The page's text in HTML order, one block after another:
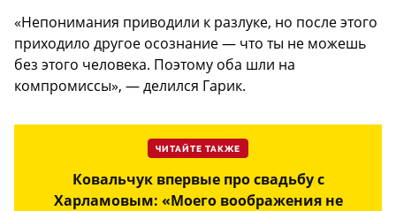
«Непонимания приводили к разлуке, но после этого
приходило другое осознание — что ты не можешь
без этого человека. Поэтому оба шли на
компромиссы», — делился Гарик.
ЧИТАЙТЕ ТАКЖЕ
Ковальчук впервые про свадьбу с
Харламовым: «Моего воображения не